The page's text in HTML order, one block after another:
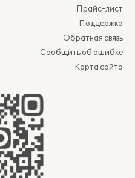
Прайс-лист
Поддержка
Обратная связь
Сообщить об ошибке
Карта сайта